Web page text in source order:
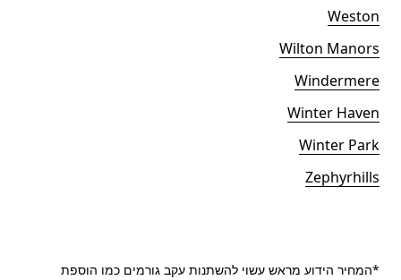
Weston
Wilton Manors
Windermere
Winter Haven
Winter Park
Zephyrhills
*המחיר הידוע מראש עשוי להשתנות עקב גורמים כמו הוספת